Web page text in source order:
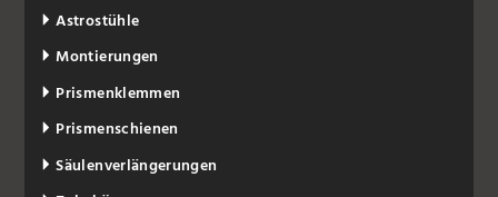
Astrostühle
Montierungen
Prismenklemmen
Prismenschienen
Säulenverlängerungen